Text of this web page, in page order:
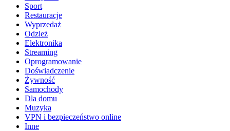
Sport
Restauracje
Wyprzedaż
Odzież
Elektronika
Streaming
Oprogramowanie
Doświadczenie
Żywność
Samochody
Dla domu
Muzyka
VPN i bezpieczeństwo online
Inne